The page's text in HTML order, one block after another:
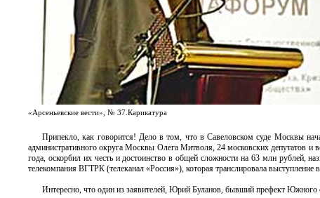
«Арсеньевские вести», № 37.Карикатура
Припекло, как говорится! Дело в том, что в Савеловском суде Москвы
административного округа Москвы Олега Митволя, 24 московских депутатов и
года, оскорбил их честь и достоинство в общей сложности на 63 млн рублей,
телекомпания ВГТРК (телеканал «Россия»), которая транслировала
Интересно, что один из заявителей, Юрий Буланов, бывший префект Южного